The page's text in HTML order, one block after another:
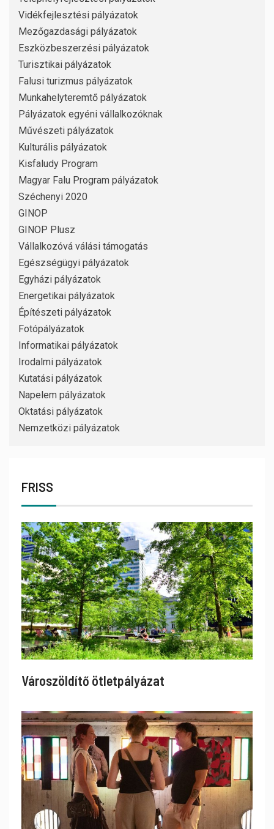
Vidékfejlesztési pályázatok
Mezőgazdasági pályázatok
Eszközbeszerzési pályázatok
Turisztikai pályázatok
Falusi turizmus pályázatok
Munkahelyteremtő pályázatok
Pályázatok egyéni vállalkozóknak
Művészeti pályázatok
Kulturális pályázatok
Kisfaludy Program
Magyar Falu Program pályázatok
Széchenyi 2020
GINOP
GINOP Plusz
Vállalkozóvá válási támogatás
Egészségügyi pályázatok
Egyházi pályázatok
Energetikai pályázatok
Építészeti pályázatok
Fotópályázatok
Informatikai pályázatok
Irodalmi pályázatok
Kutatási pályázatok
Napelem pályázatok
Oktatási pályázatok
Nemzetközi pályázatok
FRISS
Városzöldítő ötletpályázat